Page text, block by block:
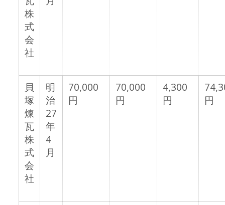
株
式
会
社
貝
塚
煉
瓦
株
式
会
社
明
治
27
年
4
月
70,000
円
70,000
円
4,300
円
円